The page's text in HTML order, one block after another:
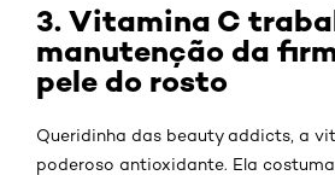
3. Vitamina C
manutenção da
pele do rosto
Queridinha das beauty addicts, a
poderoso antioxidante. Ela